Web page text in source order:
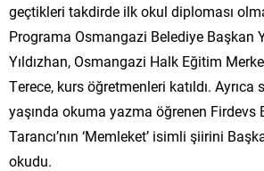
geçtikleri takdirde ilk okul diploması
Programa Osmangazi Belediye Başkan
Yıldızhan, Osmangazi Halk Eğitim
Terece, kurs öğretmenleri katıldı.
yaşında okuma yazma öğrenen Firdevs
Tarancı’nın ‘Memleket’ isimli şiirini
okudu.